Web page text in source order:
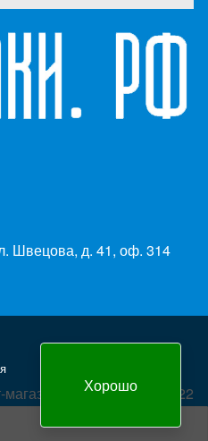
Швецова, д. 41, оф. 314
"Всезнаки.рф" 2022
сайта - Panteon WS
Хорошо